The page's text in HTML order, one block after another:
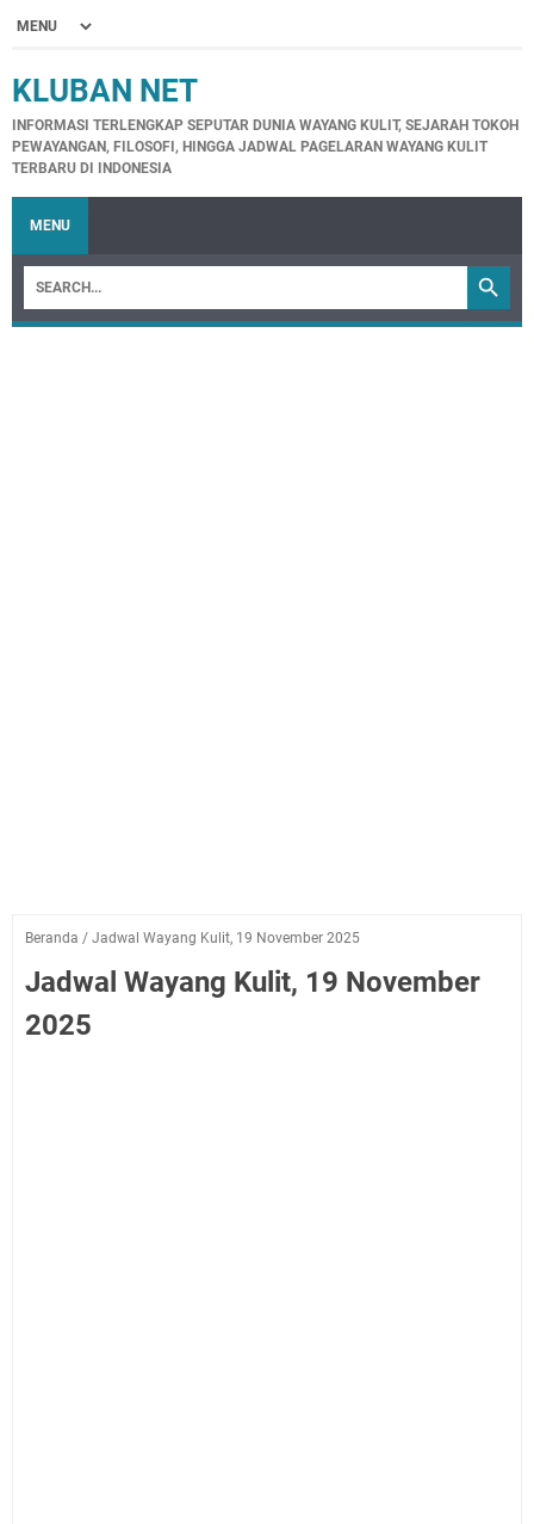
KLUBAN NET
INFORMASI TERLENGKAP SEPUTAR DUNIA WAYANG KULIT, SEJARAH TOKOH
PEWAYANGAN, FILOSOFI, HINGGA JADWAL PAGELARAN WAYANG KULIT
TERBARU DI INDONESIA
MENU
Beranda / Jadwal Wayang Kulit, 19 November 2025
Jadwal Wayang Kulit, 19 November
2025